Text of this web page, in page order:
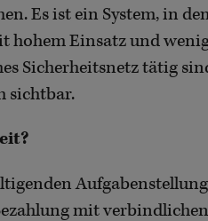
Es ist ein System, in
hohem Einsatz und
Sicherheitsnetz tätig
sichtbar.
mit